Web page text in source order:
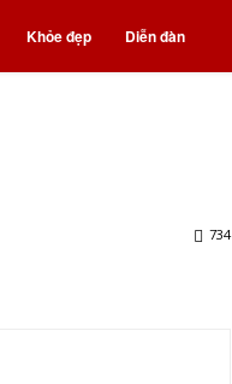
Khỏe đẹp Diễn đàn
734